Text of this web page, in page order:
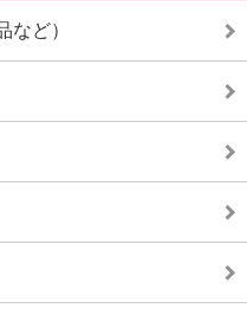
など）